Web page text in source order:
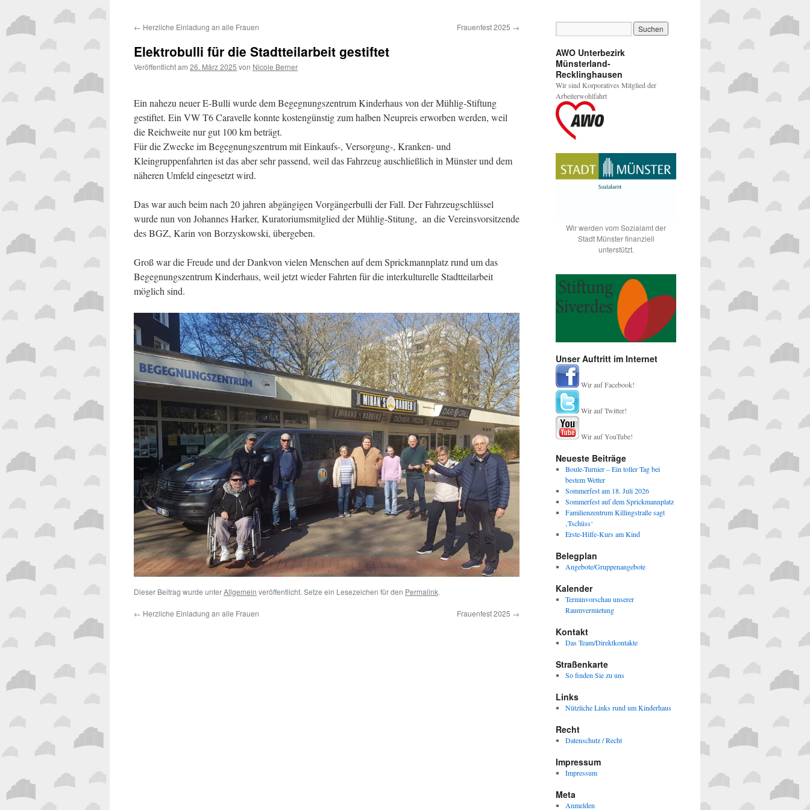
← Herzliche Einladung an alle Frauen Frauenfest 2025 →
Elektrobulli für die Stadtteilarbeit gestiftet
Veröffentlicht am 26. März 2025 von Nicole Berner
Ein nahezu neuer E-Bulli wurde dem Begegnungszentrum Kinderhaus von der Mühlig-Stiftung
gestiftet. Ein VW T6 Caravelle konnte kostengünstig zum halben Neupreis erworben werden, weil
die Reichweite nur gut 100 km beträgt.
Für die Zwecke im Begegnungszentrum mit Einkaufs-, Versorgung-, Kranken- und
Kleingruppenfahrten ist das aber sehr passend, weil das Fahrzeug auschließlich in Münster und dem
näheren Umfeld eingesetzt wird.
Das war auch beim nach 20 jahren abgängigen Vorgängerbulli der Fall. Der Fahrzeugschlüssel
wurde nun von Johannes Harker, Kuratoriumsmitglied der Mühlig-Stitung, an die Vereinsvorsitzende
des BGZ, Karin von Borzyskowski, übergeben.
Groß war die Freude und der Dankvon vielen Menschen auf dem Sprickmannplatz rund um das
Begegnungszentrum Kinderhaus, weil jetzt wieder Fahrten für die interkulturelle Stadtteilarbeit
möglich sind.
Dieser Beitrag wurde unterAllgemein veröffentlicht. Setze ein Lesezeichen für den Permalink.
← Herzliche Einladung an alle Frauen Frauenfest 2025 →
AWO Unterbezirk
Münsterland-
Recklinghausen
Wir sind Korporatives Mitglied der
Arbeiterwohlfahrt
Wir werden vom Sozialamt der
Stadt Münster finanziell
unterstützt.
Unser Auftritt im Internet
Wir auf Facebook!
Wir auf Twitter!
Wir auf YouTube!
Neueste Beiträge
Boule-Turnier – Ein toller Tag bei
bestem Wetter
Sommerfest am 18. Juli 2026
Sommerfest auf dem Sprickmannplatz
Familienzentrum Killingstraße sagt
‚Tschüss‘
Erste-Hilfe-Kurs am Kind
Belegplan
Angebote/Gruppenangebote
Kalender
Terminvorschau unserer
Raumvermietung
Kontakt
Das Team/Direktkontakte
Straßenkarte
So finden Sie zu uns
Links
Nützliche Links rund um Kinderhaus
Recht
Datenschutz / Recht
Impressum
Impressum
Meta
Anmelden